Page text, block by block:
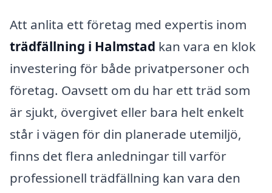
Att anlita ett företag med expertis inom
trädfällning i Halmstad kan vara en klok
investering för både privatpersoner och
företag. Oavsett om du har ett träd som
är sjukt, övergivet eller bara helt enkelt
står i vägen för din planerade utemiljö,
finns det flera anledningar till varför
professionell trädfällning kan vara den